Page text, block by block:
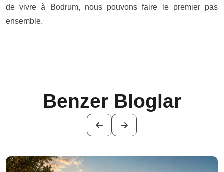
de vivre à Bodrum, nous pouvons faire le premier pas
ensemble.
Benzer Bloglar